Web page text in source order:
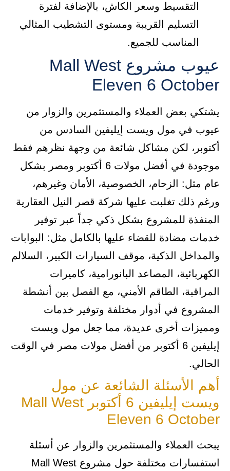
التقسيط وسعر الكاش، بالإضافة لفترة
التسليم القريبة ومستوى التشطيب المثالي
المناسب للجميع.
عيوب مشروع Mall West
Eleven 6 October
يشتكي بعض العملاء والمستثمرين والزوار من
عيوب في مول ويست إيليفين السادس من
أكتوبر، لكن مشاكل شائعة من وجهة نظرهم فقط
موجودة في أفضل مولات 6 أكتوبر ومصر بشكل
عام مثل: الزحام، الخصوصية، الأمان وغيرهم،
ورغم ذلك تغلبت عليها شركة قصر النيل العقارية
المنفذة للمشروع بشكل ذكي جداً عبر توفير
خدمات مضادة للقضاء عليها بالكامل مثل: البوابات
والمداخل الذكية، موقف السيارات الكبير، السلالم
الكهربائية، المصاعد البانورامية، كاميرات
المراقبة، الطاقم الأمني، مع الفصل بين أنشطة
المشروع في أدوار مختلفة وتوفير خدمات
ومميزات أخرى عديدة، مما جعل مول ويست
إيليفين 6 أكتوبر من أفضل مولات مصر في الوقت
الحالي.
أهم الأسئلة الشائعة عن مول
ويست إيليفين 6 أكتوبر Mall West
Eleven 6 October
يبحث العملاء والمستثمرين والزوار عن أسئلة
استفسارات مختلفة حول مشروع Mall West